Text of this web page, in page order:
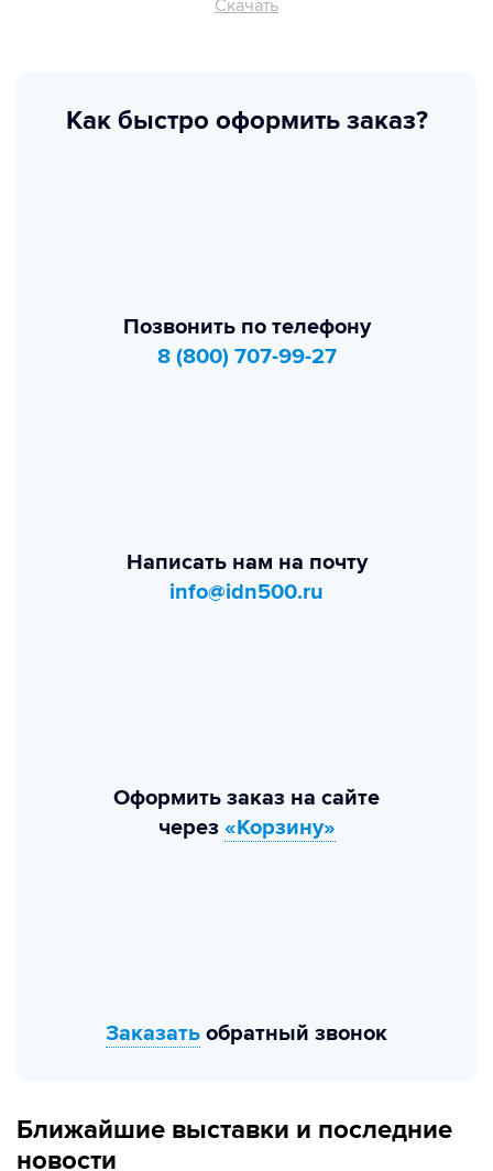
Скачать
Как быстро оформить заказ?
Позвонить по телефону
8 (800) 707-99-27
Написать нам на почту
info@idn500.ru
Оформить заказ на сайте
через «Корзину»
Заказать обратный звонок
Ближайшие выставки и последние
новости